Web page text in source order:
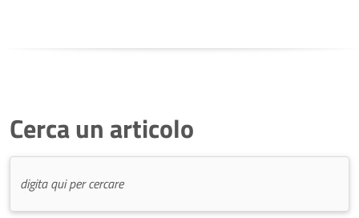
Cerca un articolo